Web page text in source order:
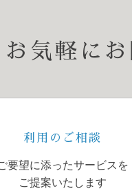
お気軽に
利用のご相談
要望に添ったサービスを
ご提案いたします